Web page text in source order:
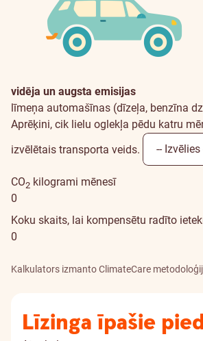
vidēja un augsta emisijas
līmeņa automašīnas (dīzeļa, benzīna
Aprēķini, cik lielu oglekļa pēdu katru
izvēlētais transporta veids.
CO2 kilogrami mēnesī
0
Koku skaits, lai kompensētu radīto
0
Kalkulators izmanto ClimateCare
Līzinga īpašie